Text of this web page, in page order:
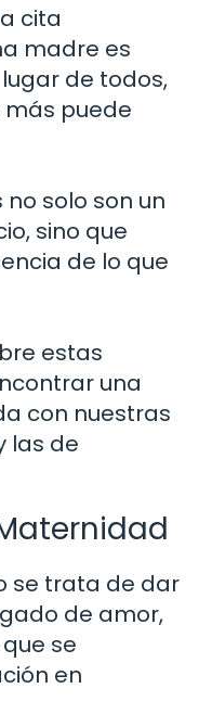
cita
madre es
de todos,
puede
solo son un
sino que
de lo que
estas
una
con nuestras
las de
se trata de dar
de amor,
se
en